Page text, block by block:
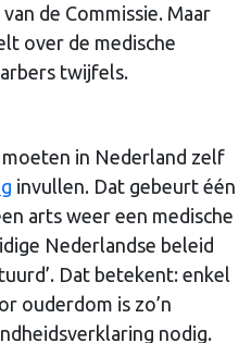
de Commissie. Maar
over de medische
twijfels.
in Nederland zelf
invullen. Dat gebeurt één
arts weer een medische
Nederlandse beleid
Dat betekent: enkel
ouderdom is zo’n
nodig.